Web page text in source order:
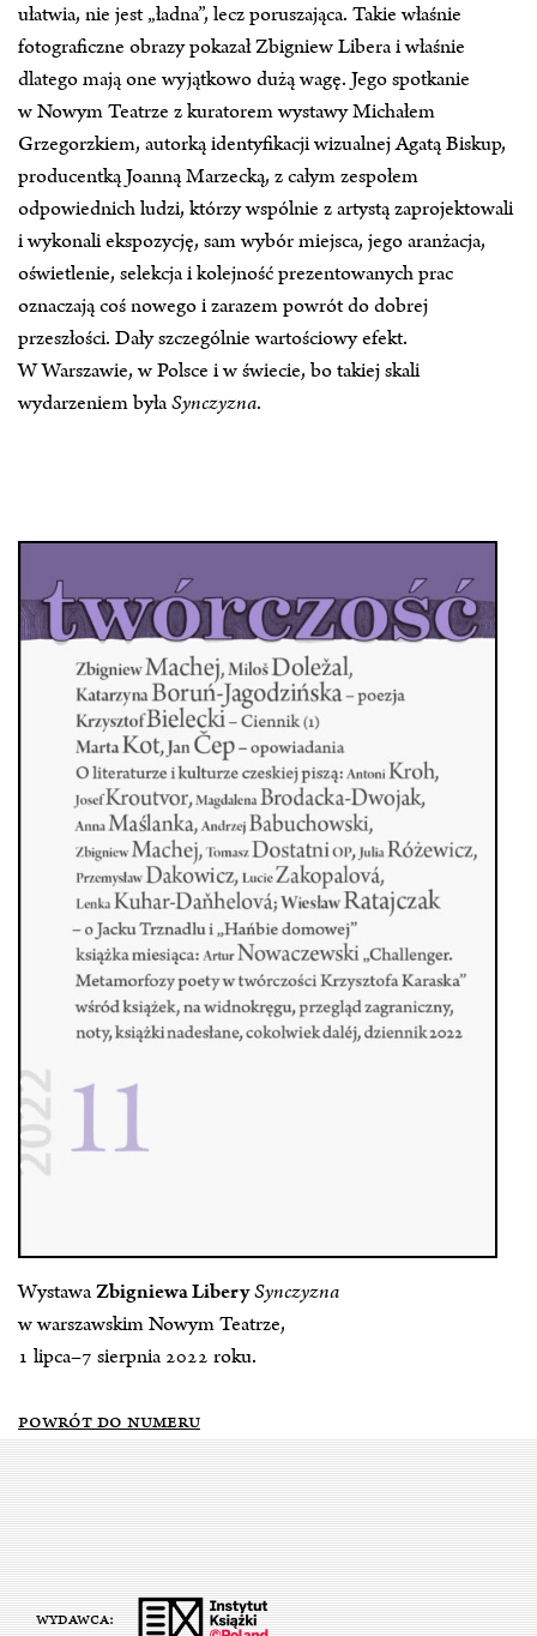
ułatwia, nie jest „ładna”, lecz poruszająca. Takie właśnie
fotograficzne obrazy pokazał Zbigniew Libera i właśnie
dlatego mają one wyjątkowo dużą wagę. Jego spotkanie
w Nowym Teatrze z kuratorem wystawy Michałem
Grzegorzkiem, autorką identyfikacji wizualnej Agatą Biskup,
producentką Joanną Marzecką, z całym zespołem
odpowiednich ludzi, którzy wspólnie z artystą zaprojektowali
i wykonali ekspozycję, sam wybór miejsca, jego aranżacja,
oświetlenie, selekcja i kolejność prezentowanych prac
oznaczają coś nowego i zarazem powrót do dobrej
przeszłości. Dały szczególnie wartościowy efekt.
W Warszawie, w Polsce i w świecie, bo takiej skali
wydarzeniem byłaSynczyzna.
WystawaZbigniewa LiberySynczyzna
w warszawskim Nowym Teatrze,
1 lipca–7 sierpnia 2022 roku.
POWRÓT DO NUMERU
WYDAWCA: